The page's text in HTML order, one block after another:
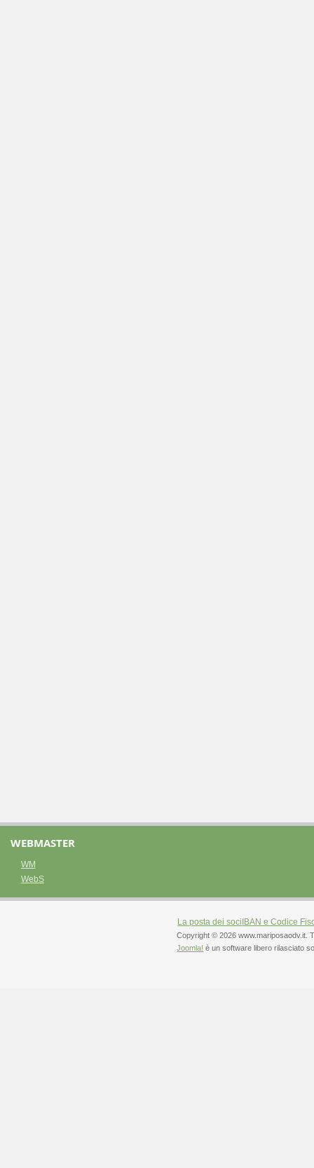
WEBMASTER
WM
WebS
La posta dei soci IBAN e Codice
Copyright © 2026 www.mariposaodv.it.
Joomla! è un software libero rilasciato